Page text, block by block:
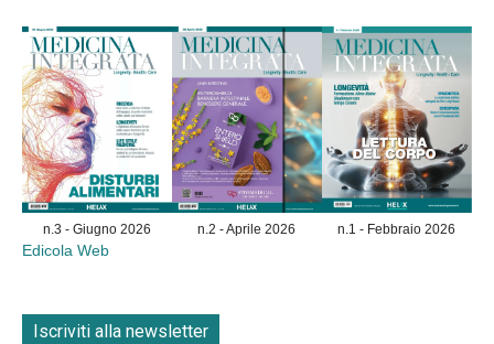
n.3 - Giugno 2026 n.2 - Aprile 2026 n.1 - Febbraio 2026
Edicola Web
Iscriviti alla newsletter